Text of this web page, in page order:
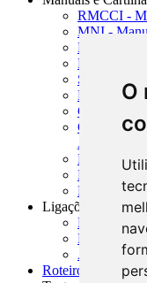
O
RMCCI -
MNI -
MTVM -
MCR -
SISORF -
MASUP -
CADOC -
CNAE-
Atividades
PMF -
Manuais
Resenhas
Ligações Externas
Links Úteis
Presidência
Agências
Roteiros para